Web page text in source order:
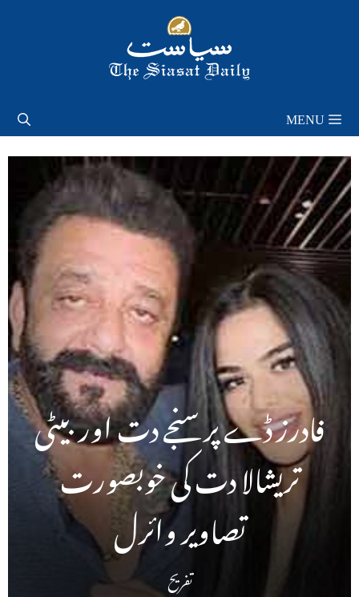
MENU
فادرز ڈے پر سنجے دت اور بیٹی
تریشالا دت کی خوبصورت
تصاویر وائرل
تفریح